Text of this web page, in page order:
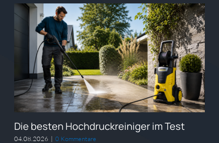
Die besten Hochdruckreiniger im Test
04.08.2026 | 0 Kommentare